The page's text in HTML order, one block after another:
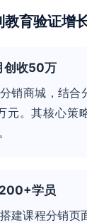
教育验证增
创收50万
销商城，结
元。其核心策
学员
建课程分销页